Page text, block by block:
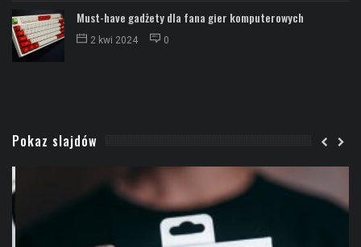
Must-have gadżety dla fana gier komputerowych
2 kwi 2024 0
Pokaz slajdów